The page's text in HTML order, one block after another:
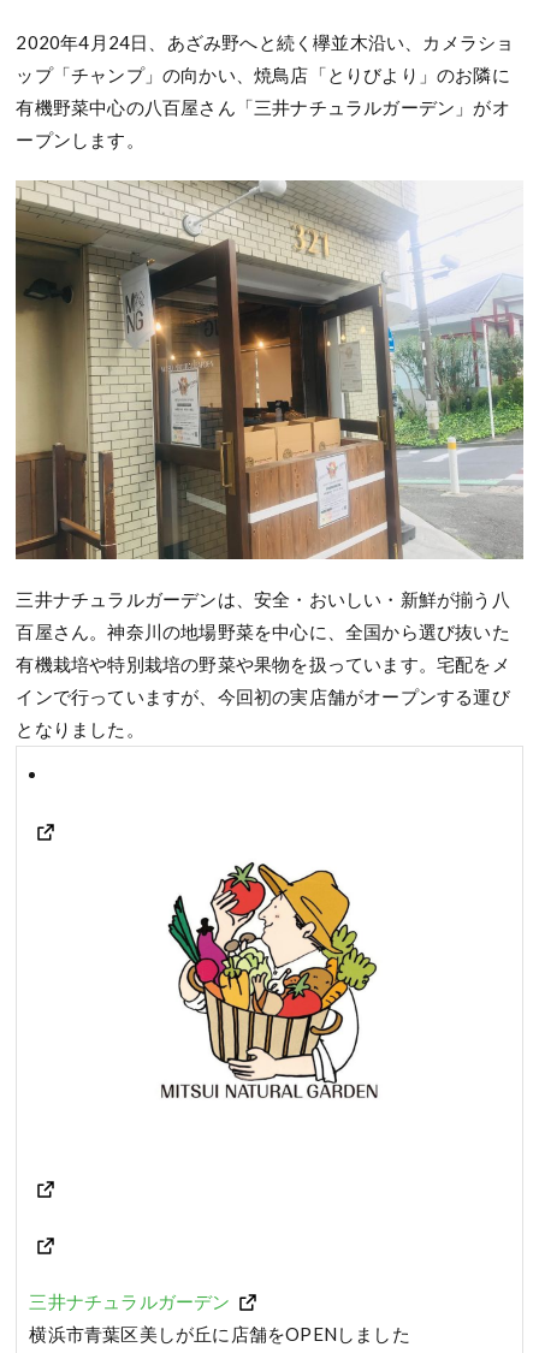
2020年4月24日、あざみ野へと続く欅並木沿い、カメラショ
ップ「チャンプ」の向かい、焼鳥店「とりびより」のお隣に
有機野菜中心の八百屋さん「三井ナチュラルガーデン」がオ
ープンします。
三井ナチュラルガーデンは、安全・おいしい・新鮮が揃う八
百屋さん。神奈川の地場野菜を中心に、全国から選び抜いた
有機栽培や特別栽培の野菜や果物を扱っています。宅配をメ
インで行っていますが、今回初の実店舗がオープンする運び
となりました。
三井ナチュラルガーデン
横浜市青葉区美しが丘に店舗をOPENしました